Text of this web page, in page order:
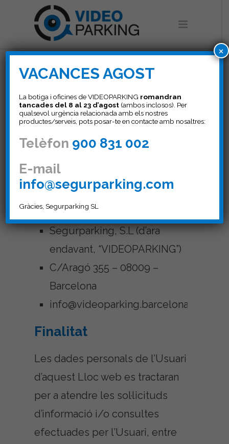
Política de
privacitat
Responsable
El Responsable del tractament
de les dades recaptades per
mitjà d’aquest Lloc web és:
Segurparking, S.L (d’ara
endavant, “VIDEOPARKING”)
C/Aragó 355 – 08009 –
Barcelona
info@videoparking.barcelona
Finalitat
Les dades personals de l’Usuari
d’aquest Lloc web es tractaran
per a atendre les sol·licituds
d’informació i/o consultes
efectuades per l’Usuari, entre
VACANCES AGOST
La botiga i oficines de VIDEOPARKING romandran
tancades del 8 al 23 d’agost (ambos inclosos). Per
qualsevol urgència relacionada amb els nostres
productes/serveis, pots posar-te en contacte amb nosaltres:
Telèfon 900 831 002
E-mail
info@segurparking.com
Gràcies, Segurparking SL
×